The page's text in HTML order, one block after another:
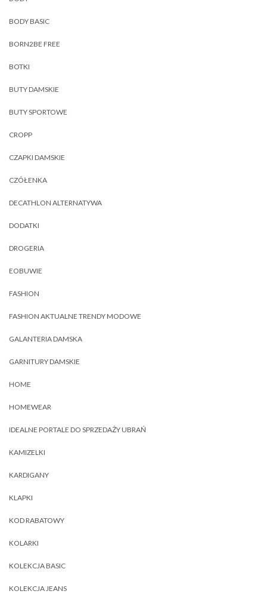
BODY BASIC
BORN2BE FREE
BOTKI
BUTY DAMSKIE
BUTY SPORTOWE
CROPP
CZAPKI DAMSKIE
CZÓŁENKA
DECATHLON ALTERNATYWA
DODATKI
DROGERIA
EOBUWIE
FASHION
FASHION AKTUALNE TRENDY MODOWE
GALANTERIA DAMSKA
GARNITURY DAMSKIE
HOME
HOMEWEAR
IDEALNE PORTALE DO SPRZEDAŻY UBRAŃ
KAMIZELKI
KARDIGANY
KLAPKI
KOD RABATOWY
KOLARKI
KOLEKCJA BASIC
KOLEKCJA JEANS